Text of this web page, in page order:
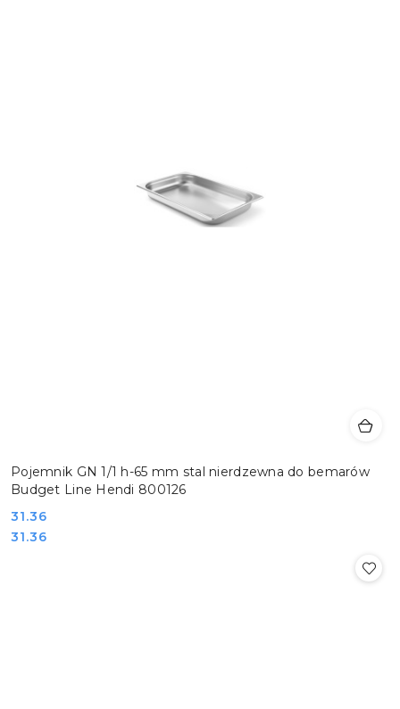
Pojemnik GN 1/1 h-65 mm stal nierdzewna do bemarów
Budget Line Hendi 800126
Cena:
31.36
Cena:
31.36